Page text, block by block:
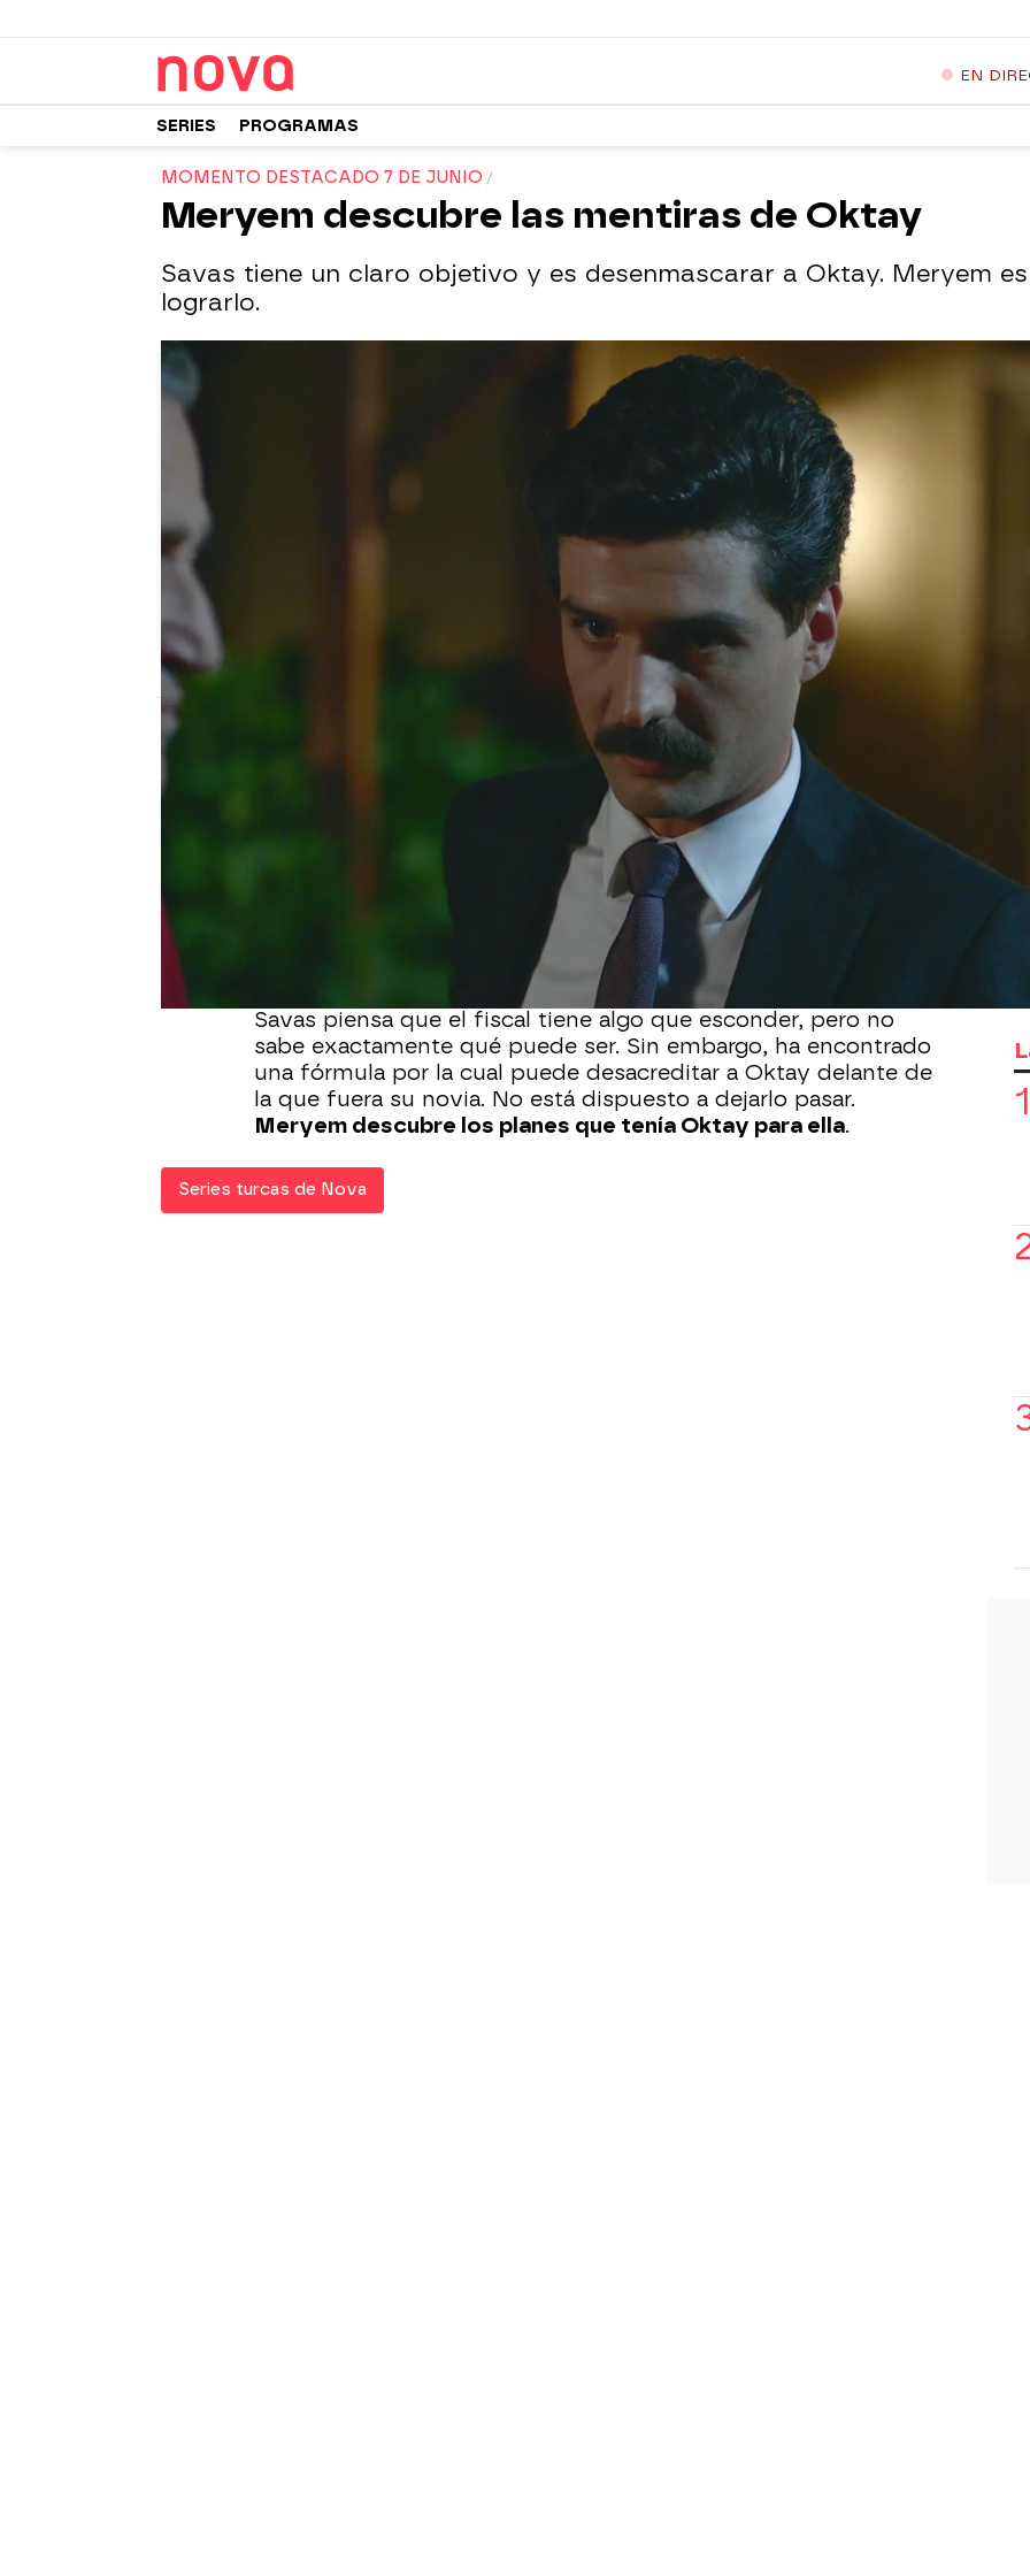
EN
SERIES PROGRAMAS
MOMENTO DESTACADO 7 DE JUNIO
Meryem descubre las mentiras de Oktay
Savas tiene un claro objetivo y es desenmascarar a Oktay. Meryem
lograrlo.
Nova
Whatsapp
completamente perdidaen esta lucha entre
Oktay, Savas, Yurdal y la policía. Savas tiene la sospecha de
que Meryem es inocente del accidente que provocó la muerte
de su prometida Sevinç y cada día que pasa sospecha que
está encubriendo a alguien.
Al descubrir los trapicheos que su padre mantiene con Oktay,
Savas piensa que el fiscal tiene algo que esconder, pero no
sabe exactamente qué puede ser. Sin embargo, ha encontrado
una fórmula por la cual puede desacreditar a Oktay delante de
la que fuera su novia. No está dispuesto a dejarlo pasar.
Meryem descubre los planes que tenía Oktay para ella.
Series turcas de Nova